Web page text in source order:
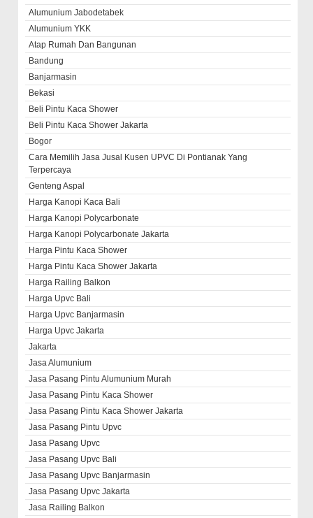
Alumunium Jabodetabek
Alumunium YKK
Atap Rumah Dan Bangunan
Bandung
Banjarmasin
Bekasi
Beli Pintu Kaca Shower
Beli Pintu Kaca Shower Jakarta
Bogor
Cara Memilih Jasa Jusal Kusen UPVC Di Pontianak Yang
Terpercaya
Genteng Aspal
Harga Kanopi Kaca Bali
Harga Kanopi Polycarbonate
Harga Kanopi Polycarbonate Jakarta
Harga Pintu Kaca Shower
Harga Pintu Kaca Shower Jakarta
Harga Railing Balkon
Harga Upvc Bali
Harga Upvc Banjarmasin
Harga Upvc Jakarta
Jakarta
Jasa Alumunium
Jasa Pasang Pintu Alumunium Murah
Jasa Pasang Pintu Kaca Shower
Jasa Pasang Pintu Kaca Shower Jakarta
Jasa Pasang Pintu Upvc
Jasa Pasang Upvc
Jasa Pasang Upvc Bali
Jasa Pasang Upvc Banjarmasin
Jasa Pasang Upvc Jakarta
Jasa Railing Balkon